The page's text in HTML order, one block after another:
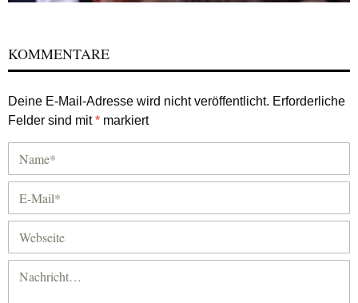
KOMMENTARE
Deine E-Mail-Adresse wird nicht veröffentlicht. Erforderliche
Felder sind mit* markiert